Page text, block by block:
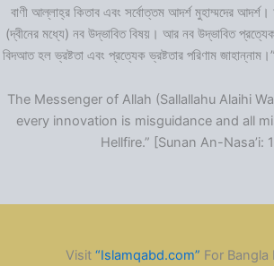
বাণী আল্লাহ্‌র কিতাব এবং সর্বোত্তম আদর্শ মুহাম্মদের
(দ্বীনের মধ্যে) নব উদ্ভাবিত বিষয়। আর নব উদ্ভাবিত
বিদআত হল ভ্রষ্টতা এবং প্রত্যেক ভ্রষ্টতার পরিণাম
The Messenger of Allah (Sallallahu Alaihi
every innovation is misguidance and all
Hellfire.” [Sunan An-Nasa’i:
Visit “Islamqabd.com” For Bangla